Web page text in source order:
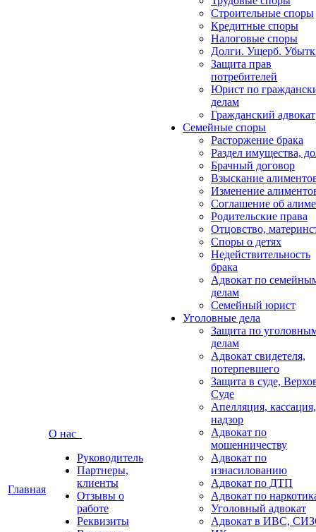
Главная
О нас
Руководитель
Партнеры,
клиенты
Отзывы о
работе
Реквизиты
Строительные споры
Кредитные споры
Налоговые споры
Долги. Ущерб.
Защита прав
потребителей
Юрист по
делам
Гражданский адвокат
Семейные споры
Расторжение брака
Раздел имущества,
Брачный договор
Взыскание
Изменение
Соглашение об
Родительские права
Отцовство,
Споры о детях
Недействительность
брака
Адвокат по
делам
Семейный юрист
Уголовные дела
Защита по
делам
Адвокат свидетеля,
потерпевшего
Защита в суде,
Суде
Апелляция, кассация,
надзор
Адвокат по
мошенничеству
Адвокат по
изнасилованию
Адвокат по ДТП
Адвокат по
Уголовный адвокат
Адвокат в ИВС,